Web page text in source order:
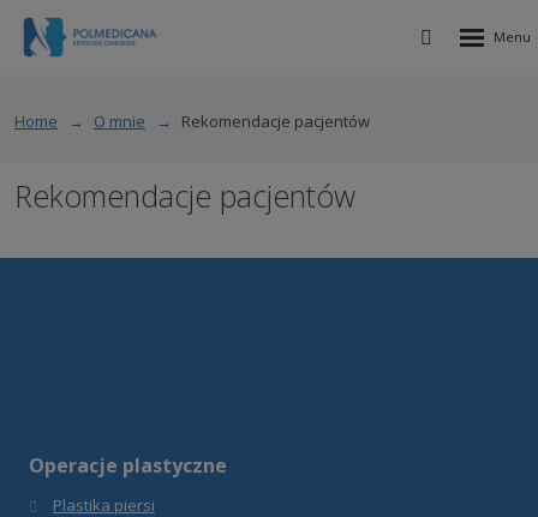
Vyhledávání
Rozbalení
Home O mnie Rekomendacje pacjentów
Rekomendacje pacjentów
Operacje plastyczne
Plastika piersi